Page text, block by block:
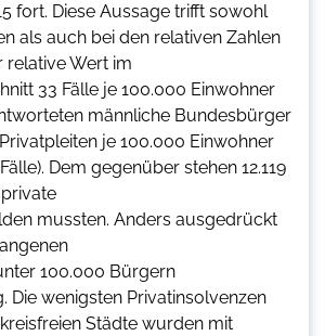
fort. Diese Aussage trifft sowohl
als auch bei den relativen Zahlen
relative Wert im
33 Fälle je 100.000 Einwohner
männliche Bundesbürger
je 100.000 Einwohner
Dem gegenüber stehen 12.119
private
mussten. Anders ausgedrückt
100.000 Bürgern
Die wenigsten Privatinsolvenzen
Städte wurden mit